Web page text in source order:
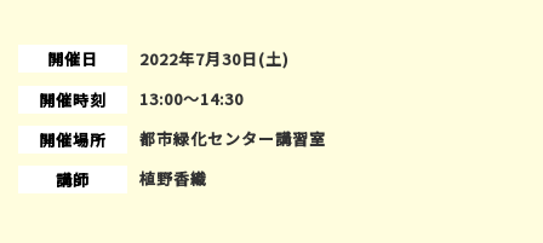
開催日
2022年7月30日(土)
開催時刻
13:00〜14:30
開催場所
都市緑化センター講習室
講師
植野香織